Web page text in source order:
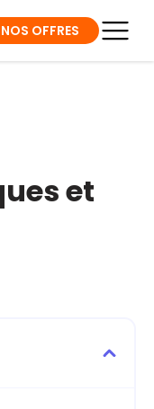
NOS OFFRES
et